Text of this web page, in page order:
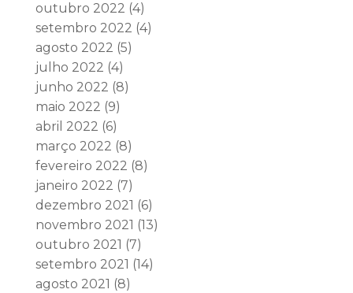
outubro 2022 (4)
setembro 2022 (4)
agosto 2022 (5)
julho 2022 (4)
junho 2022 (8)
maio 2022 (9)
abril 2022 (6)
março 2022 (8)
fevereiro 2022 (8)
janeiro 2022 (7)
dezembro 2021 (6)
novembro 2021 (13)
outubro 2021 (7)
setembro 2021 (14)
agosto 2021 (8)